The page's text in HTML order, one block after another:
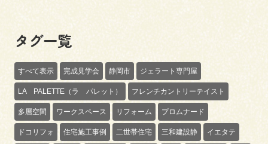
タグ一覧
すべて表示 完成見学会 静岡市 ジェラート専門屋
LA PALETTE（ラ パレット） フレンチカントリーテイスト
多層空間 ワークスペース リフォーム プロムナード
ドコリフォ 住宅施工事例 二世帯住宅 三和建設静 イエタテ